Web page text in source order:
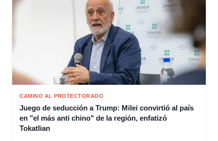
CAMINO AL PROTECTORADO
Juego de seducción a Trump: Milei convirtió al país
en "el más anti chino" de la región, enfatizó
Tokatlian